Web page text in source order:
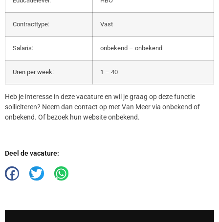
Contracttype: Vast
Salaris: onbekend – onbekend
Uren per week: 1 – 40
Heb je interesse in deze vacature en wil je graag op deze functie
solliciteren? Neem dan contact op met Van Meer via onbekend of
onbekend. Of bezoek hun website onbekend.
Deel de vacature: